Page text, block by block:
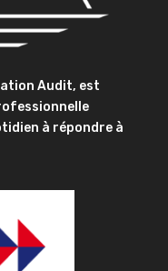
Audit, est
à répondre à